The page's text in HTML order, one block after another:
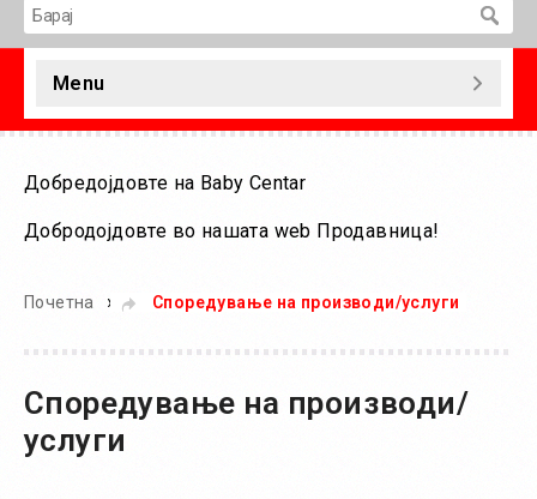
Menu
Добредојдовте на Baby Centar
Добродојдовте во нашата web Продавница!
Почетна » Споредување на производи/услуги
Споредување на производи/
услуги